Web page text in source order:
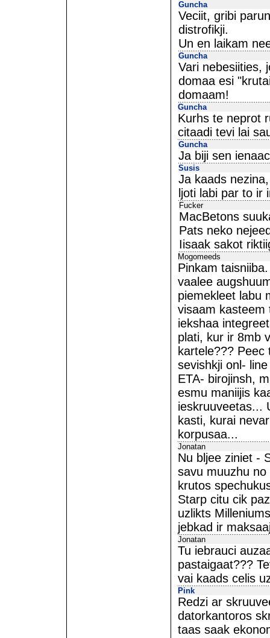
Guncha
Veciit, gribi
distrofikji.
Un en laikam
Guncha
Vari nebesiities,
domaa esi
domaam!
Guncha
Kurhs te neprot
citaadi tevi lai
Guncha
Ja biji sen
Susis
Ja kaads
ljoti labi par to ir
Fucker
MacBetons
Pats neko
Iisaak sakot
Mogomeeds
Pinkam
vaalee
piemekleet labu
visaam kasteem
iekshaa
plati, kur ir 8mb
kartele???
sevishkji onl-
ETA- birojinsh,
esmu maniijis
ieskruuveetas...
kasti, kurai
korpusaa...
Jonatan
Nu bljee ziniet -
savu muuzhu
krutos
Starp citu cik
uzlikts
jebkad ir
Jonatan
Tu iebrauci
pastaigaat???
vai kaads celis
Pink
Redzi ar
datorkantoros
taas saak